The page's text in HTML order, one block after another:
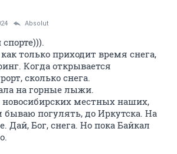
Absolut
только приходит время снега,
Когда открывается
сколько снега.
на горные лыжи.
новосибирских местных наших,
бываю погулять, до Иркутска. На
Дай, Бог, снега. Но пока Байкал